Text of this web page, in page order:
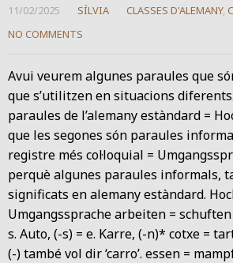
11/02/2025 SÍLVIA CLASSES D'ALEMANY,
NO COMMENTS
Avui veurem algunes paraules que
que s’utilitzen en situacions
paraules de l’alemany estàndard =
que les segones són paraules
registre més col·loquial =
perquè algunes paraules informals,
significats en alemany estàndard.
Umgangssprache arbeiten =
s. Auto, (-s) = e. Karre, (-n)* cotxe =
(-) també vol dir ‘carro’. essen =